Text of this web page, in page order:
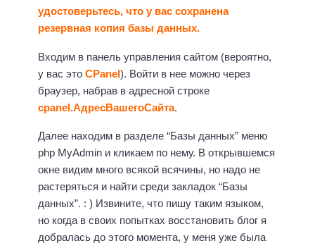
удостоверьтесь, что у вас сохранена
резервная копия базы данных.
Входим в панель управления сайтом (вероятно,
у вас это CPanel). Войти в нее можно через
браузер, набрав в адресной строке
cpanel.АдресВашегоСайта.
Далее находим в разделе “Базы данных” меню
php MyAdmin и кликаем по нему. В открывшемся
окне видим много всякой всячины, но надо не
растеряться и найти среди закладок “Базы
данных”. : ) Извините, что пишу таким языком,
но когда в своих попытках восстановить блог я
добралась до этого момента, у меня уже была